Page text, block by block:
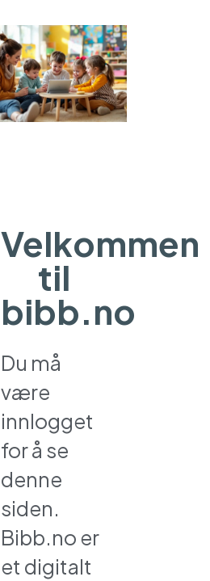
Velkommen
til
bibb.no
Du må
være
innlogget
for å se
denne
siden.
Bibb.no er
et digitalt